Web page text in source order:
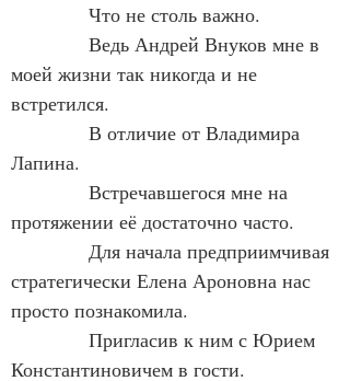
Что не столь важно.
Ведь Андрей Внуков мне в
моей жизни так никогда и не
встретился.
В отличие от Владимира
Лапина.
Встречавшегося мне на
протяжении её достаточно часто.
Для начала предприимчивая
стратегически Елена Ароновна нас
просто познакомила.
Пригласив к ним с Юрием
Константиновичем в гости.